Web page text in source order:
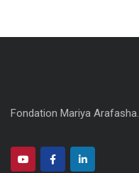
Fondation Mariya Arafasha.